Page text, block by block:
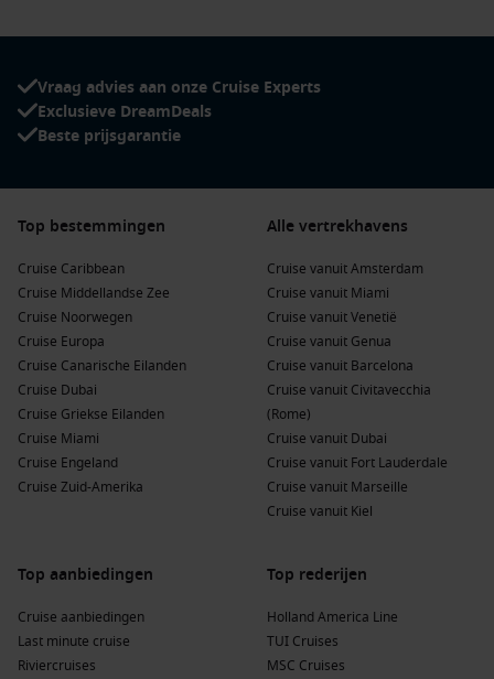
aanbiedingen
balkonhutten, gratis upgrades of voordelige
familiepakketten. Dankzij deze acties kun je een droomcruise
beleven voor een aantrekkelijke prijs. Houd de website van
minute aanbiedingen.
de MSC Seascape
Populaire bestemmingen met de MSC Seascape
Caribbean
– tropische eilanden, helderblauw water en
witte zandstranden.
Miami– een bruisende stad met flair, zon en eindeloze
mogelijkheden.
Westelijke Caribbean
– ontdek de charme van Jamaica,
Mexico en de Kaaimaneilanden.
Wat maakt de MSC Seascape uniek?
met innovatieve technologie, milieuvriendelijke systemen en
een ontwerp dat je dichter bij zee brengt dan ooit.
Vraag advies aan onze Cruise Experts
Exclusieve DreamDeals
Beste prijsgarantie
Top bestemmingen
Cruise Caribbean
Cruise Middellandse Zee
Cruise Noorwegen
Cruise Europa
Cruise Canarische Eilanden
Cruise Dubai
Cruise Griekse Eilanden
Cruise Miami
Cruise Engeland
Cruise Zuid-Amerika
Alle vertrekhavens
Cruise vanuit Amsterdam
Cruise vanuit Miami
Cruise vanuit Venetië
Cruise vanuit Genua
Cruise vanuit Barcelona
Cruise vanuit Civitavecchia
(Rome)
Cruise vanuit Dubai
Cruise vanuit Fort Lauderdale
Cruise vanuit Marseille
Cruise vanuit Kiel
Top aanbiedingen
Cruise aanbiedingen
Last minute cruise
Riviercruises
Top rederijen
Holland America Line
TUI Cruises
MSC Cruises